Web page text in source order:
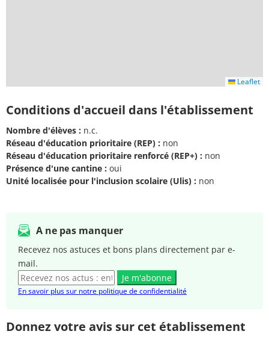
Leaflet
Conditions d'accueil dans l'établissement
Nombre d'élèves : n.c.
Réseau d'éducation prioritaire (REP) : non
Réseau d'éducation prioritaire renforcé (REP+) : non
Présence d'une cantine : oui
Unité localisée pour l'inclusion scolaire (Ulis) : non
A ne pas manquer
Recevez nos astuces et bons plans directement par e-
mail.
Je m'abonne
En savoir plus sur notre politique de confidentialité
Donnez votre avis sur cet établissement